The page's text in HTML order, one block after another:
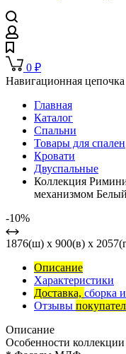
0 ₽
Навигационная цепочка
Главная
Каталог
Спальни
Товары для спален
Кровати
Двуспальные
Коллекция
механизмом
-10%
1876(ш) x 900(в) x
Описание
Характеристики
Доставка, сборка
Отзывы
Описание
Особенности